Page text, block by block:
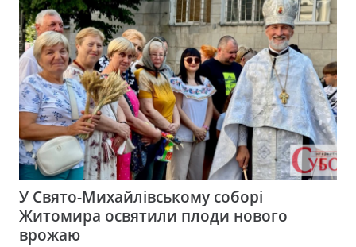
У Свято-Михайлівському соборі
Житомира освятили плоди нового
врожаю